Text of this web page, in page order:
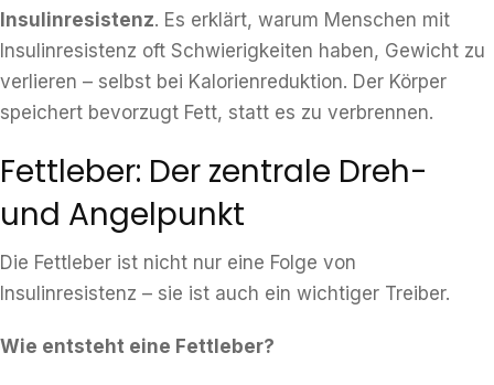
Insulinresistenz. Es erklärt, warum Menschen mit
Insulinresistenz oft Schwierigkeiten haben, Gewicht zu
verlieren – selbst bei Kalorienreduktion. Der Körper
speichert bevorzugt Fett, statt es zu verbrennen.
Fettleber: Der zentrale Dreh-
und Angelpunkt
Die Fettleber ist nicht nur eine Folge von
Insulinresistenz – sie ist auch ein wichtiger Treiber.
Wie entsteht eine Fettleber?